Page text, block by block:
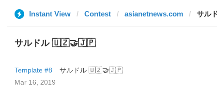
Instant View Contest asianetnews.com サル
サルドル 🇺🇿🤝🇯🇵
Template #8
サルドル 🇺🇿🤝🇯🇵
Mar 16, 2019